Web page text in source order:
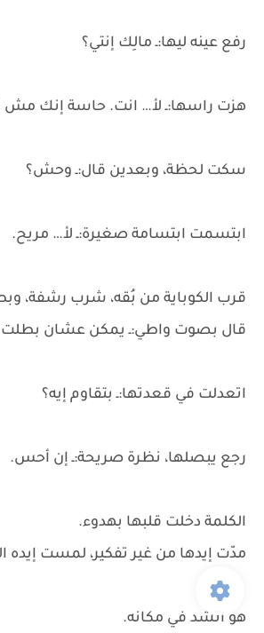
رفع عينه ليها:ـ مالِك إنتي؟
هزت راسها:ـ لأ… انت. حاسة إنك مش
سكت لحظة، وبعدين قال:ـ وحش؟
ابتسمت ابتسامة صغيرة:ـ لأ… مريح.
قرب الكوباية من بُقه، شرب رشفة،
قال بصوت واطي:ـ يمكن عشان بطلت
اتعدلت في قعدتها:ـ بتقاوم إيه؟
رجع يبصلها، نظرة صريحة:ـ إن أحس.
الكلمة دخلت قلبها بهدوء.
مدّت إيدها من غير تفكير، لمست إيده
هو اتشد في مكانه.